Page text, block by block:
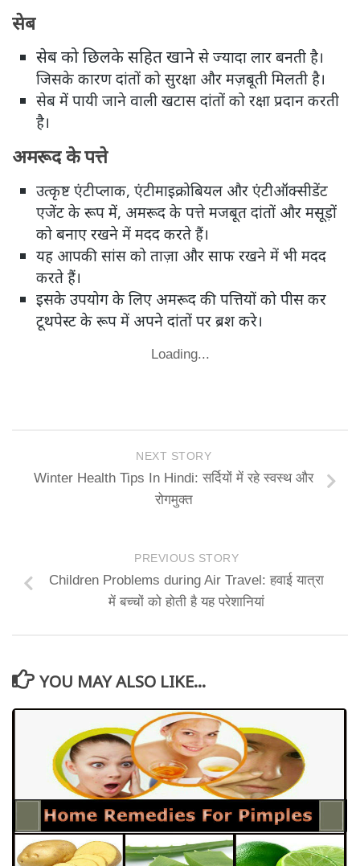
सेब
सेब को छिलके सहित खाने से ज्यादा लार बनती है।
जिसके कारण दांतों को सुरक्षा और मज़बूती मिलती है।
सेब में पायी जाने वाली खटास दांतों को रक्षा प्रदान करती
है।
अमरूद के पत्ते
उत्कृष्ट एंटीप्लाक, एंटीमाइक्रोबियल और एंटीऑक्सीडेंट
एजेंट के रूप में, अमरूद के पत्ते मजबूत दांतों और मसूड़ों
को बनाए रखने में मदद करते हैं।
यह आपकी सांस को ताज़ा और साफ रखने में भी मदद
करते हैं।
इसके उपयोग के लिए अमरूद की पत्तियों को पीस कर
टूथपेस्ट के रूप में अपने दांतों पर ब्रश करे।
Loading...
NEXT STORY
Winter Health Tips In Hindi: सर्दियों में रहे स्वस्थ और
रोगमुक्त
PREVIOUS STORY
Children Problems during Air Travel: हवाई यात्रा
में बच्चों को होती है यह परेशानियां
YOU MAY ALSO LIKE...